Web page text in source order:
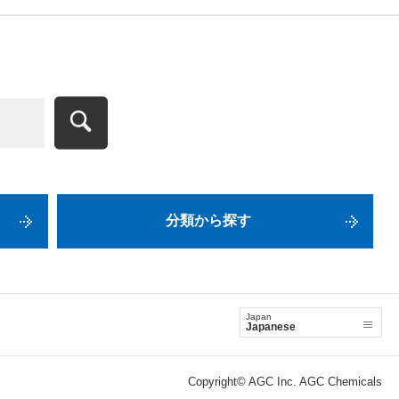
分類から探す
Japan
Japanese
Copyright© AGC Inc. AGC Chemicals